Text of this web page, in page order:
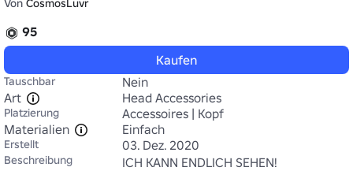
Von CosmosLuvr
95
Kaufen
Tauschbar
Nein
Art
Head Accessories
Platzierung
Accessoires | Kopf
Materialien
Einfach
Erstellt 03. Dez. 2020
Beschreibung ICH KANN ENDLICH SEHEN!